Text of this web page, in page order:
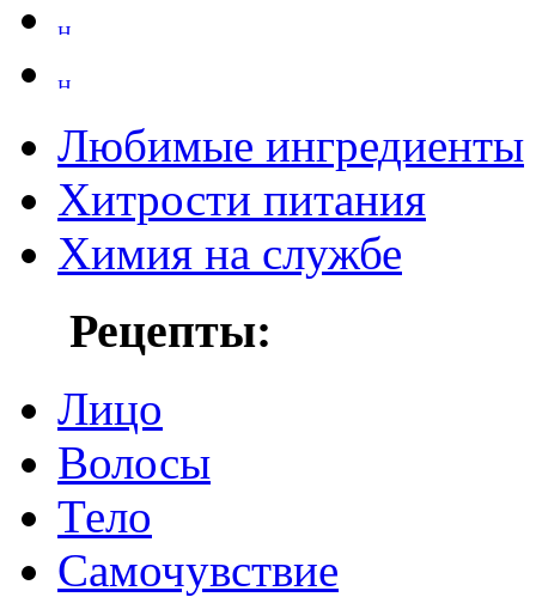
Любимые ингредиенты
Хитрости питания
Химия на службе
Рецепты:
Лицо
Волосы
Тело
Самочувствие